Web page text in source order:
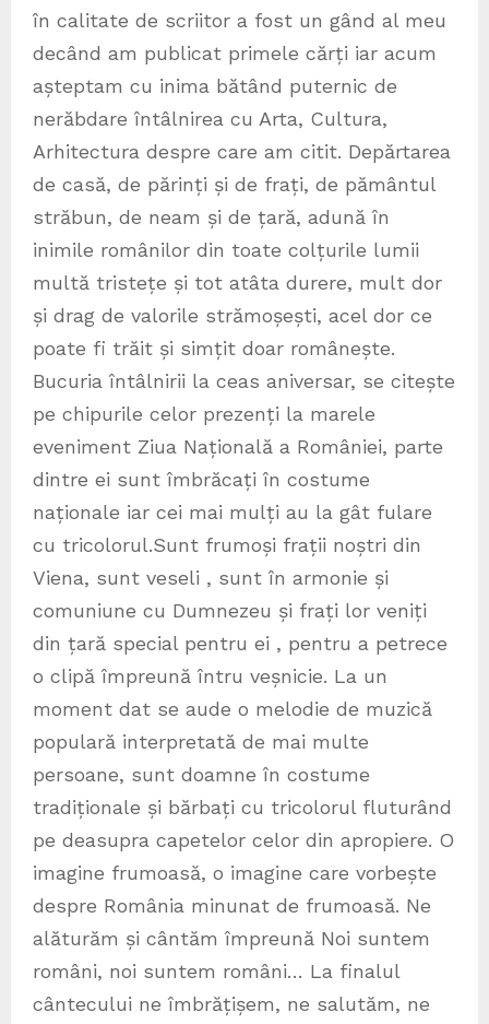
în calitate de scriitor a fost un gând al meu
decând am publicat primele cărți iar acum
așteptam cu inima bătând puternic de
nerăbdare întâlnirea cu Arta, Cultura,
Arhitectura despre care am citit. Depărtarea
de casă, de părinți și de frați, de pământul
străbun, de neam și de țară, adună în
inimile românilor din toate colțurile lumii
multă tristețe și tot atâta durere, mult dor
și drag de valorile strămoșești, acel dor ce
poate fi trăit și simțit doar românește.
Bucuria întâlnirii la ceas aniversar, se citește
pe chipurile celor prezenți la marele
eveniment Ziua Națională a României, parte
dintre ei sunt îmbrăcați în costume
naționale iar cei mai mulți au la gât fulare
cu tricolorul.Sunt frumoși frații noștri din
Viena, sunt veseli , sunt în armonie și
comuniune cu Dumnezeu și frați lor veniți
din țară special pentru ei , pentru a petrece
o clipă împreună întru veșnicie. La un
moment dat se aude o melodie de muzică
populară interpretată de mai multe
persoane, sunt doamne în costume
tradiționale și bărbați cu tricolorul fluturând
pe deasupra capetelor celor din apropiere. O
imagine frumoasă, o imagine care vorbește
despre România minunat de frumoasă. Ne
alăturăm și cântăm împreună Noi suntem
români, noi suntem români… La finalul
cântecului ne îmbrățișem, ne salutăm, ne